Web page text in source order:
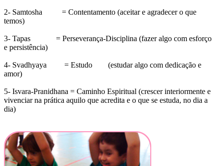
2- Samtosha = Contentamento (aceitar e agradecer o que
temos)
3- Tapas = Perseverança-Disciplina (fazer algo com esforço
e persistência)
4- Svadhyaya = Estudo (estudar algo com dedicação e
amor)
5- Isvara-Pranidhana = Caminho Espiritual (crescer interiormente e
vivenciar na prática aquilo que acredita e o que se estuda, no dia a
dia)